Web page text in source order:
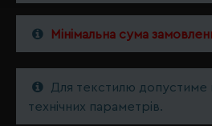
Мінімальна сума
Для текстилю допустиме
технічних параметрів.